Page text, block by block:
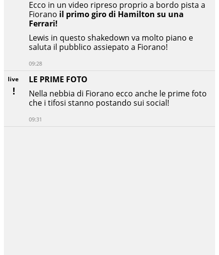
live
LE PRIME FOTO
Nella nebbia di Fiorano ecco anche le prime foto
che i tifosi stanno postando sui social!
09:31
Ecco in un video ripreso proprio a bordo pista a
Fiorano il primo giro di Hamilton su una
Ferrari!
Lewis in questo shakedown va molto piano e
saluta il pubblico assiepato a Fiorano!
09:28